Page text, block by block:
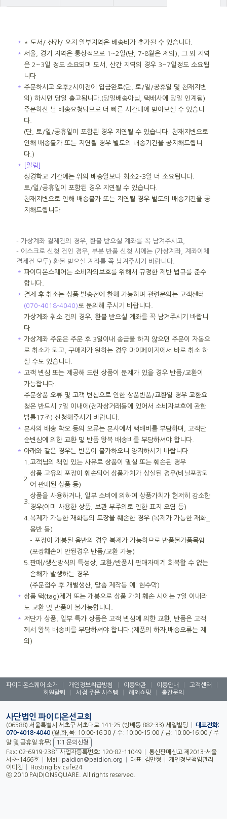
＊
* 도서/ 산간/ 오지 일부지역은 배송비가 추가될 수 있습니다.
＊ 서울, 경기 지역은 통상적으로 1~2일(단, 7-8월은 제외), 그 외 지역
은 2~3일 정도 소요되며 도서, 산간 지역의 경우 3~7일정도 소요됩
니다.
＊ 주문하시고 오후2시이전에 입금완료(단, 토/일/공휴일 및 천재지변
외) 하시면 당일 출고됩니다.(당일배송아님, 택배사에 당일 인계됨)
주문하신 날 배송요청되므로 더 빠른 시간내에 받아보실 수 있습니
다.
(단, 토/일/공휴일이 포함된 경우 지연될 수 있습니다. 천재지변으로
인해 배송불가 또는 지연될 경우 별도의 배송기간을 공지해드립니
다.)
＊
[알림]
성경학교 기간에는 위의 배송일보다 최소2-3일 더 소요됩니다.
토/일/공휴일이 포함된 경우 지연될 수 있습니다.
천재지변으로 인해 배송불가 또는 지연될 경우 별도의 배송기간을 공
지해드립니다
- 가상계좌 결제건의 경우, 환불 받으실 계좌를 꼭 남겨주시고,
- 에스크로 신청 건인 경우, 부분 반품 신청 시에는 (가상계좌, 계좌이체
결제건 모두) 환불 받으실 계좌를 꼭 남겨주시기 바랍니다.
＊ 파이디온스퀘어는 소비자의보호를 위해서 규정한 제반 법규를 준수
합니다.
＊ 결제 후 취소는 상품 발송전에 한해 가능하며 관련문의는 고객센터
(070-4018-4040)로 문의해 주시기 바랍니다.
가상계좌 취소 건의 경우, 환불 받으실 계좌를 꼭 남겨주시기 바랍니
다.
＊ 가상계좌 주문은 주문 후 3일이내 송금을 하지 않으면 주문이 자동으
로 취소가 되고, 구매자가 원하는 경우 마이페이지에서 바로 취소 하
실 수도 있습니다.
＊ 고객 변심 또는 제공해 드린 상품이 문제가 있을 경우 반품/교환이
가능합니다.
주문상품 오류 및 고객 변심으로 인한 상품반품/교환일 경우 교환요
청은 반드시 7일 이내에(전자상거래등에 있어서 소비자보호에 관한
법률17조) 신청해주시기 바랍니다.
＊ 본사의 배송 착오 등의 오류는 본사에서 택배비를 부담하며, 고객단
순변심에 의한 교환 및 반품 왕복 배송비를 부담하셔야 합니다.
＊ 아래와 같은 경우는 반품이 불가하오니 양지하시기 바랍니다.
1. 고객님의 책임 있는 사유로 상품이 멸실 또는 훼손된 경우
2.
상품 고유의 포장이 훼손되어 상품가치가 상실된 경우(비닐포장되
어 판매된 상품 등)
3.
상품을 사용하거나, 일부 소비에 의하여 상품가치가 현저히 감소한
경우(이미 사용한 상품, 보관 부주의로 인한 표지 오염 등)
4. 복제가 가능한 재화등의 포장을 훼손한 경우 (복제가 가능한 재화_
음반 등)
- 포장이 개봉된 음반의 경우 복제가 가능하므로 반품불가품목임
(포장훼손이 안된경우 반품/교환 가능)
5. 판매/생산방식의 특성상, 교환/반품시 판매자에게 회복할 수 없는
손해가 발생하는 경우
(주문접수 후 개별생산, 맞춤 제작등 예: 현수막)
＊ 상품 택(tag)제거 또는 개봉으로 상품 가치 훼손 시에는 7일 이내라
도 교환 및 반품이 불가능합니다.
＊ 저단가 상품, 일부 특가 상품은 고객 변심에 의한 교환, 반품은 고객
께서 왕복 배송비를 부담하셔야 합니다.(제품의 하자,배송오류는 제
외)
파이디온스퀘어 소개 개인정보취급방침 이용약관 이용안내 고객센터
회원탈퇴
서점 주문 시스템 해외쇼핑 출간문의
사단법인 파이디온선교회
(06588) 서울특별시 서초구 서초대로 141-25 (방배동 882-33) 세일빌딩
대표전화:
070-4018-4040 (월,화,목: 10:00-16:30 / 수: 10:00-15:00 / 금: 10:00-16:00 / 주
말 및 공휴일 휴무)
1:1 문의신청
Fax: 02-6919-2381 사업자등록번호: 120-82-11049
통신판매신고 제2013-서울
서초-1466호
Mail: paidion@paidion.org 대표: 김만형
개인정보책임관리:
이미진
Hosting by cafe24
ⓒ 2010 PAIDIONSQUARE. All rights reserved.